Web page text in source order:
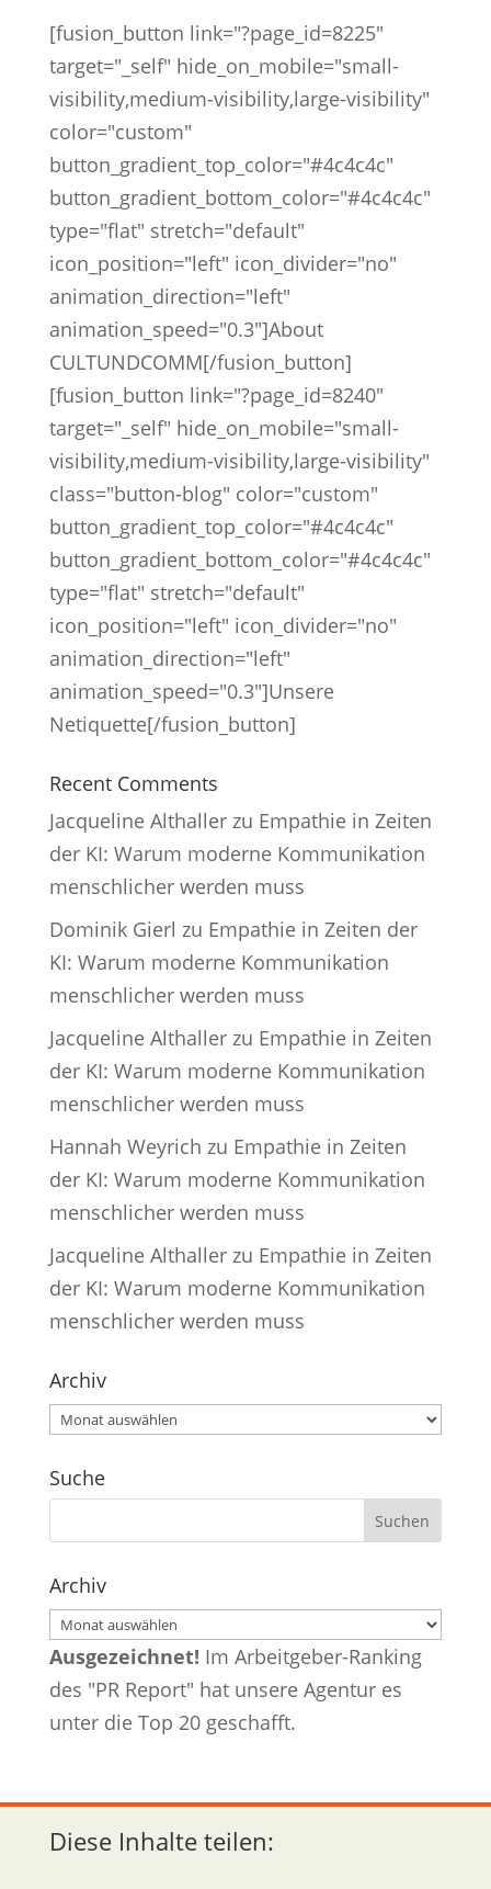
[fusion_button link="?page_id=8225"
target="_self" hide_on_mobile="small-
visibility,medium-visibility,large-visibility"
color="custom"
button_gradient_top_color="#4c4c4c"
button_gradient_bottom_color="#4c4c4c"
type="flat" stretch="default"
icon_position="left" icon_divider="no"
animation_direction="left"
animation_speed="0.3"]About
CULTUNDCOMM[/fusion_button]
[fusion_button link="?page_id=8240"
target="_self" hide_on_mobile="small-
visibility,medium-visibility,large-visibility"
class="button-blog" color="custom"
button_gradient_top_color="#4c4c4c"
button_gradient_bottom_color="#4c4c4c"
type="flat" stretch="default"
icon_position="left" icon_divider="no"
animation_direction="left"
animation_speed="0.3"]Unsere
Netiquette[/fusion_button]
Recent Comments
Jacqueline Althallerzu Empathie in Zeiten
der KI: Warum moderne Kommunikation
menschlicher werden muss
Dominik Gierl zu Empathie in Zeiten der
KI: Warum moderne Kommunikation
menschlicher werden muss
Jacqueline Althallerzu Empathie in Zeiten
der KI: Warum moderne Kommunikation
menschlicher werden muss
Hannah Weyrich zu Empathie in Zeiten
der KI: Warum moderne Kommunikation
menschlicher werden muss
Jacqueline Althallerzu Empathie in Zeiten
der KI: Warum moderne Kommunikation
menschlicher werden muss
Archiv
Archiv
Suche
Archiv
Archiv
Ausgezeichnet! Im Arbeitgeber-Ranking
des "PR Report" hat unsere Agentur es
unter die Top 20 geschafft.
Diese Inhalte teilen: